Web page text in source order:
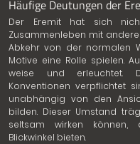
Häufige Deutungen der
Der Eremit hat sich
Zusammenleben mit
Abkehr von der normalen
Motive eine Rolle spielen.
weise und erleuchtet.
Konventionen verpflichtet
unabhängig von den
bilden. Dieser Umstand
seltsam wirken können,
Blickwinkel bieten.